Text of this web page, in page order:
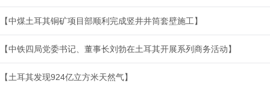
【中煤土耳其铜矿项目部顺利完成竖井井筒套壁施工】
【中铁四局党委书记、董事长刘勃在土耳其开展系列商务活动】
【土耳其发现924亿立方米天然气】